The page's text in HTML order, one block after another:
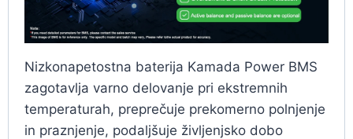
Nizkonapetostna baterija Kamada Power BMS
zagotavlja varno delovanje pri ekstremnih
temperaturah, preprečuje prekomerno polnjenje
in praznjenje, podaljšuje življenjsko dobo